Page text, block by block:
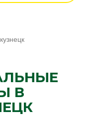
В